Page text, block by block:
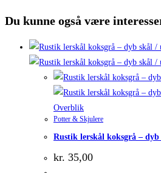
Du kunne også være
Overblik
Potter & Skjulere
Rustik lerskål koksgrå –
kr. 35,00